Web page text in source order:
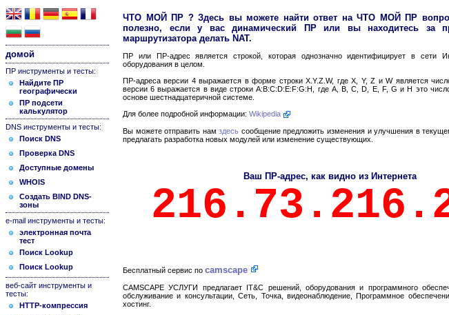
домой
ПР инструменты и тесты:
Найдите ПР
географически
ПР подсети
калькулятор
DNS инструменты и тесты:
Поиск DNS
Проверка DNS
Доступные домены
WHOIS
Создать BIND DNS-
зоны
e-mail инструменты и тесты:
электронная почта
тест
Поиск Lookup
Поиск Lookup
веб-сайт инструменты и
тесты:
HTTP-компрессия
ЧТО МОЙ ПР ? Здесь вы можете найти ответ на ЧТО МОЙ ПР
полезно, если у вас динамический ПР или вы находитесь за
маршрутизатора делать NAT.
ПР или ПР-адрес является строкой, которая однозначно идентифицирует в сети
оборудования в целом.
ПР-адреса версии 4 выражается в форме строки X.Y.Z.W, где X, Y, Z и W является
версии 6 выражается в виде строки A:B:C:D:E:F:G:H, где A, B, C, D, E, F, G и H это
основе шестнадцатеричной системе.
Для более подробной информации: Wikipedia
Вы можете отправить намздесь сообщение предложить изменения и улучшения в
предлагать разработка новых модулей или изменение существующих.
Ваш ПР-адрес, как видно из Интернета
Бесплатный сервис по camscape
CAMSCAPE УСЛУГИ предлагает IT&C решений, оборудования и программного
обслуживание и консультации, Сеть, Точка, видеонаблюдение, Программное
хостинг.